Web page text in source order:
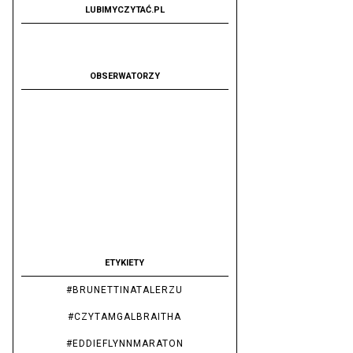
LUBIMYCZYTAĆ.PL
OBSERWATORZY
ETYKIETY
#BRUNETTINATALERZU
#CZYTAMGALBRAITHA
#EDDIEFLYNNMARATON